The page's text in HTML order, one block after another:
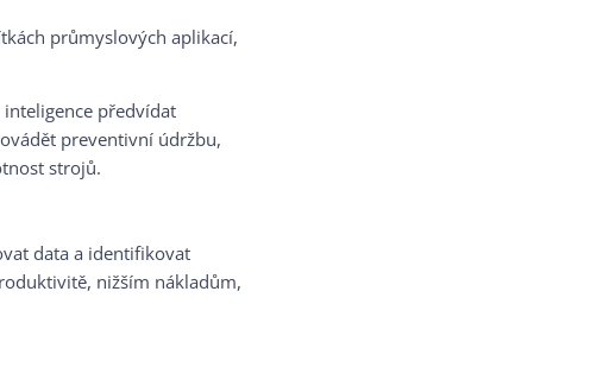
průmyslových aplikací,
předvídat
preventivní údržbu,
strojů.
data a identifikovat
nižším nákladům,